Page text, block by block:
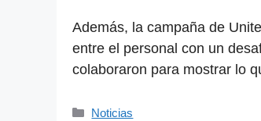
Además, la campaña de
entre el personal con un
colaboraron para mostrar lo
Categorías
Noticias